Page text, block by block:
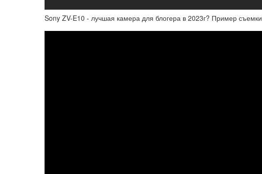
Sony ZV-E10 - лучшая камера для блогера в 2023г? Пример съемки